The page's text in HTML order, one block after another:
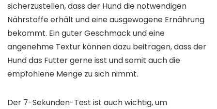
sicherzustellen, dass der Hund die notwendigen
Nährstoffe erhält und eine ausgewogene Ernährung
bekommt. Ein guter Geschmack und eine
angenehme Textur können dazu beitragen, dass der
Hund das Futter gerne isst und somit auch die
empfohlene Menge zu sich nimmt.
Der 7-Sekunden-Test ist auch wichtig, um